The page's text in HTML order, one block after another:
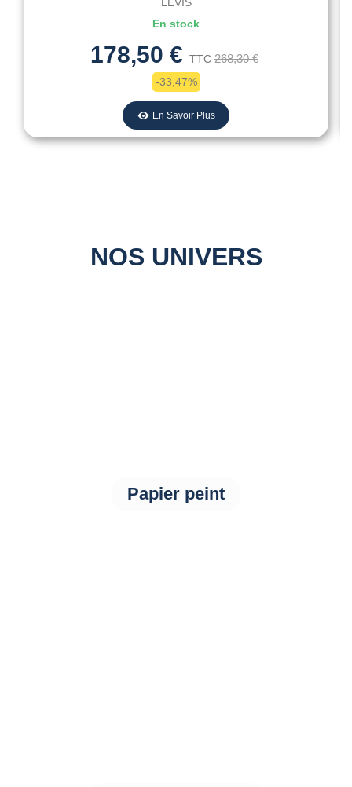
En stock
178,50 € TTC 268,30 €
-33,47%
En Savoir Plus
NOS UNIVERS
Papier peint